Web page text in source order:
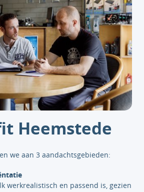
Heemstede
we aan 3 aandachtsgebieden:
werkrealistisch en passend is, gezien